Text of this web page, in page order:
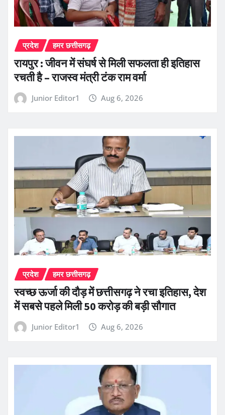
प्रदेश हमर छत्तीसगढ़
रायपुर : जीवन में संघर्ष से मिली सफलता ही इतिहास
रचती है – राजस्व मंत्री टंक राम वर्मा
Junior Editor1 Aug 6, 2026
प्रदेश हमर छत्तीसगढ़
स्वच्छ ऊर्जा की दौड़ में छत्तीसगढ़ ने रचा इतिहास, देश
में सबसे पहले मिली 50 करोड़ की बड़ी सौगात
Junior Editor1 Aug 6, 2026